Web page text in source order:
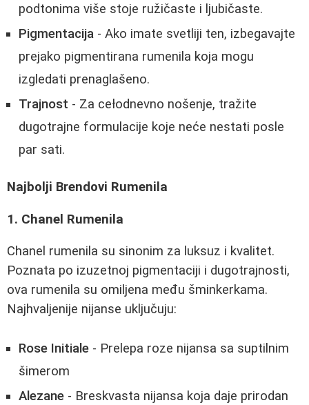
podtonima više stoje ružičaste i ljubičaste.
Pigmentacija - Ako imate svetliji ten, izbegavajte
prejako pigmentirana rumenila koja mogu
izgledati prenaglašeno.
Trajnost - Za cełodnevno nošenje, tražite
dugotrajne formulacije koje neće nestati posle
par sati.
Najbolji Brendovi Rumenila
1. Chanel Rumenila
Chanel rumenila su sinonim za luksuz i kvalitet.
Poznata po izuzetnoj pigmentaciji i dugotrajnosti,
ova rumenila su omiljena među šminkerkama.
Najhvaljenije nijanse uključuju:
Rose Initiale - Prelepa roze nijansa sa suptilnim
šimerom
Alezane - Breskvasta nijansa koja daje prirodan